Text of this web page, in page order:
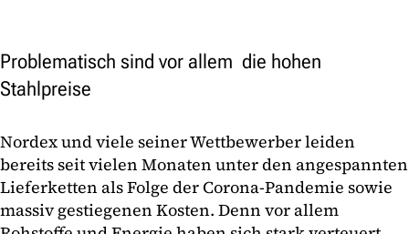
Problematisch sind vor allem die hohen
Stahlpreise
Nordex und viele seiner Wettbewerber leiden
bereits seit vielen Monaten unter den angespannten
Lieferketten als Folge der Corona-Pandemie sowie
massiv gestiegenen Kosten. Denn vor allem